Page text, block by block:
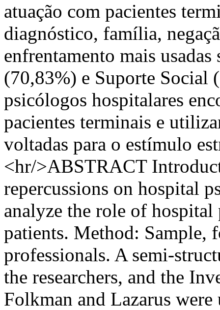
atuação com pacientes
diagnóstico, família,
enfrentamento mais
(70,83%) e Suporte Social
psicólogos hospitalares
pacientes terminais e
voltadas para o estímulo
<hr/>ABSTRACT
repercussions on hospital
analyze the role of
patients. Method: Sample,
professionals. A semi-
the researchers, and the
Folkman and Lazarus